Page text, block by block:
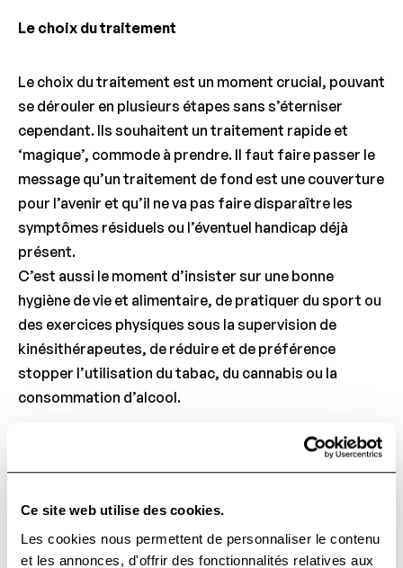
Ce site web utilise des cookies.
Les cookies nous permettent de personnaliser le contenu
et les annonces, d'offrir des fonctionnalités relatives aux
Le choix du traitement
Le choix du traitement est un moment crucial, pouvant
se dérouler en plusieurs étapes sans s’éterniser
cependant. Ils souhaitent un traitement rapide et
‘magique’, commode à prendre. Il faut faire passer le
message qu’un traitement de fond est une couverture
pour l’avenir et qu’il ne va pas faire disparaître les
symptômes résiduels ou l’éventuel handicap déjà
présent.
C’est aussi le moment d’insister sur une bonne
hygiène de vie et alimentaire, de pratiquer du sport ou
des exercices physiques sous la supervision de
kinésithérapeutes, de réduire et de préférence
stopper l’utilisation du tabac, du cannabis ou la
consommation d’alcool.
Nous les invitons à être accompagnés d’une personne
de confiance – famille ou entourage proche, afin de
parents qu’à celle du patient lui-même, en intégrant le